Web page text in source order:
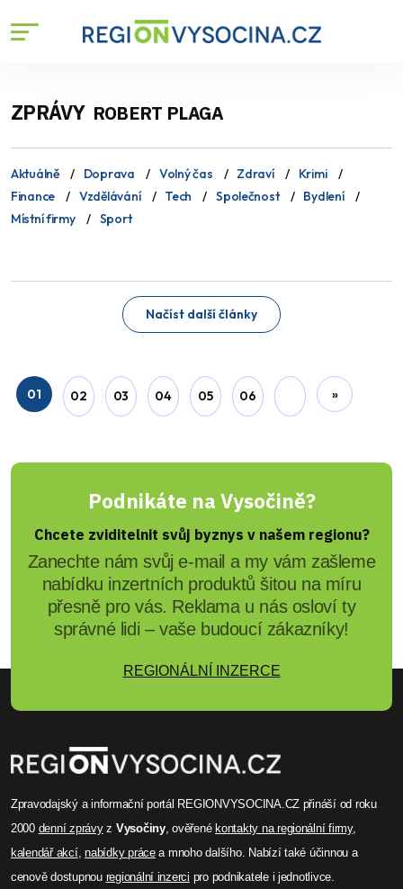
ZPRÁVY ROBERT PLAGA
Aktuálně Doprava Volný čas Zdraví
Krimi
Finance
Vzdělávání Tech Společnost
Bydlení
Místní firmy
Sport
Načíst další články
01 02 03 04 05 06 »
Podnikáte na Vysočině?
Chcete zviditelnit svůj byznys v našem regionu?
Zanechte nám svůj e-mail a my vám zašleme
nabídku inzertních produktů šitou na míru
přesně pro vás. Reklama u nás osloví ty
správné lidi – vaše budoucí zákazníky!
REGIONÁLNÍ INZERCE
Zpravodajský a informační portál REGIONVYSOCINA.CZ přináší od roku
2000 denní zprávyz Vysočiny, ověřenékontakty na regionální firmy,
kalendář akcí,nabídky prácea mnoho dalšího. Nabízí také účinnou a
cenově dostupnou regionální inzerci pro podnikatele i jednotlivce.